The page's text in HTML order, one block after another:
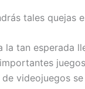
tales quejas
tan esperada
videojuegos